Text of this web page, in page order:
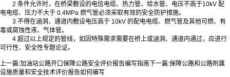
2 条件允许时，在桥梁敷设的电信电缆、热力管、给水管、电压不高于10kV 配
电电缆、压力不大于 0.4MPa 燃气管必须采取有效的安全防护措施。
3 不得在涵洞、通道内敷设电压高于 10kV 的配电电缆、燃气管及其他可燃、有
毒或腐蚀性液、气体管。
4 超过以上规定的管线，如因特殊需求需要在桥上或涵洞、通道内通过，应进行
可行性、安全性专题论证。
上一篇:加油站公路开口保障公路安全评价报告编写指南 下一篇:保障公路和公路附属
设施质量和安全技术评价报告如何编写